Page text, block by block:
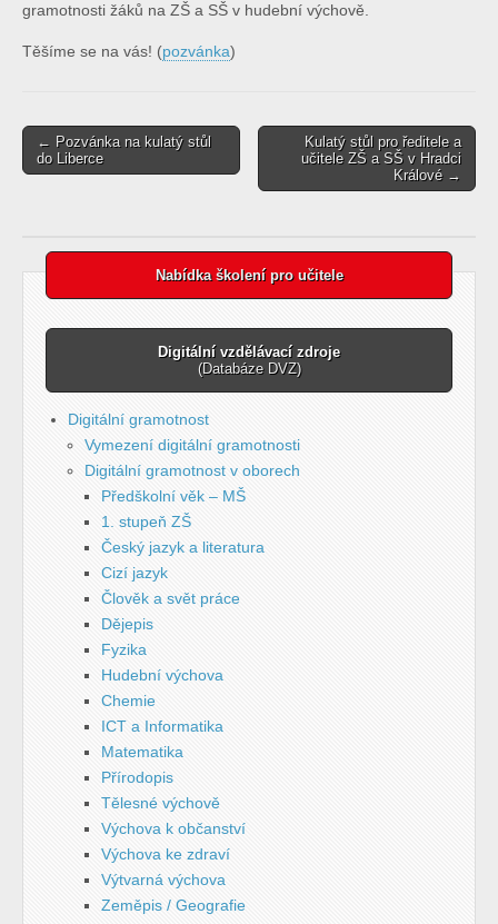
gramotnosti žáků na ZŠ a SŠ v hudební výchově.
Těšíme se na vás! (pozvánka)
Post
navigation
← Pozvánka na kulatý stůl
do Liberce
Kulatý stůl pro ředitele a
učitele ZŠ a SŠ v Hradci
Králové →
Nabídka školení pro učitele
Digitální vzdělávací zdroje
(Databáze DVZ)
Digitální gramotnost
Vymezení digitální gramotnosti
Digitální gramotnost v oborech
Předškolní věk – MŠ
1. stupeň ZŠ
Český jazyk a literatura
Cizí jazyk
Člověk a svět práce
Dějepis
Fyzika
Hudební výchova
Chemie
ICT a Informatika
Matematika
Přírodopis
Tělesné výchově
Výchova k občanství
Výchova ke zdraví
Výtvarná výchova
Zeměpis / Geografie